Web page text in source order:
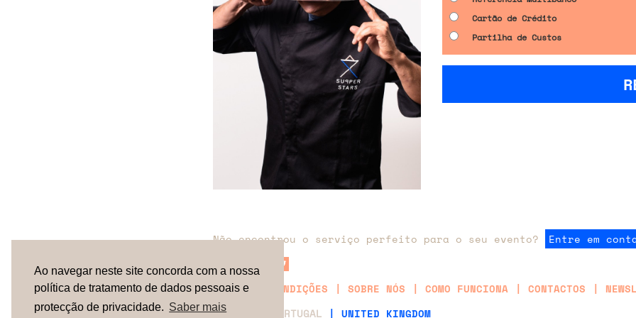
Ao navegar neste site concorda com a nossa
política de tratamento de dados pessoais e
protecção de privacidade. Saber mais
Cartão de Crédito
Partilha de Custos
Não encontrou o serviço perfeito para o seu evento? Entre em
TERMOS & CONDIÇÕES SOBRE NÓS COMO FUNCIONA CONTACTOS
ESPAÑA |
PORTUGAL | UNITED KINGDOM